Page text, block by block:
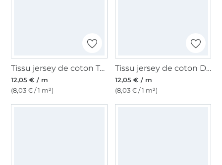
Tissu jersey de coton Teddy Bear, rouille
12,05 € / m
(8,03 € / 1 m²)
Tissu jersey de coton Dogs, beige
12,05 € / m
(8,03 € / 1 m²)